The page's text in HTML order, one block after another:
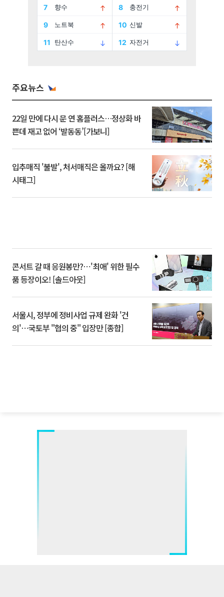
주요뉴스
22일 만에 다시 문 연 홈플러스…정상화 바
쁜데 재고 없어 ‘발동동’[가보니]
입추매직 '불발', 처서매직은 올까요? [해
시태그]
콘서트 갈 때 응원봉만?⋯'최애' 위한 필수
품 등장이오! [솔드아웃]
서울시, 정부에 정비사업 규제 완화 '건
의'⋯국토부 "협의 중" 입장만 [종합]